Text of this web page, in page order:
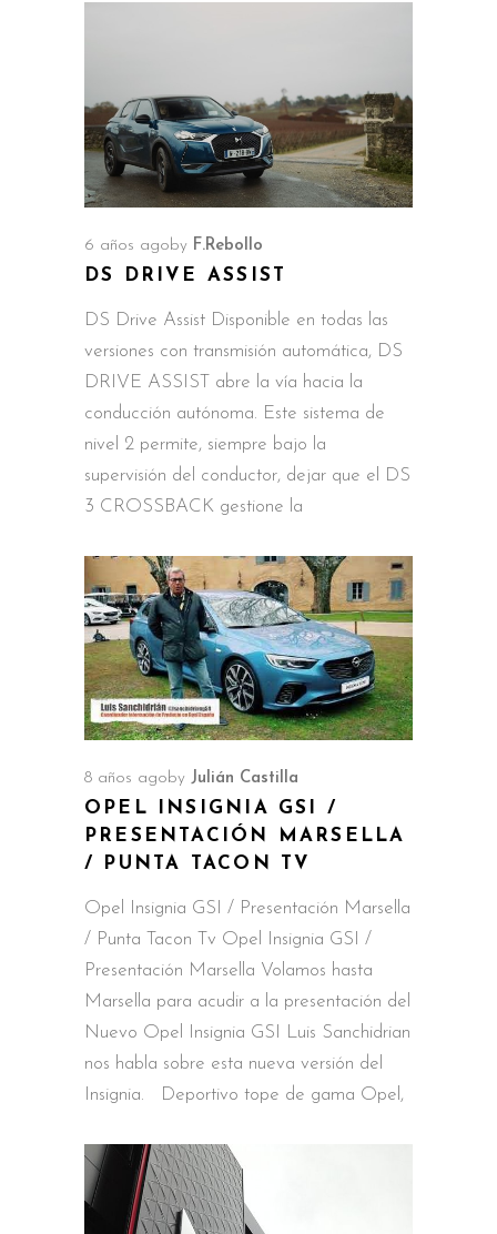
6 años agoby F.Rebollo
DS DRIVE ASSIST
DS Drive Assist Disponible en todas las
versiones con transmisión automática, DS
DRIVE ASSIST abre la vía hacia la
conducción autónoma. Este sistema de
nivel 2 permite, siempre bajo la
supervisión del conductor, dejar que el DS
3 CROSSBACK gestione la
8 años ago by Julián Castilla
OPEL INSIGNIA GSI /
PRESENTACIÓN MARSELLA
/ PUNTA TACON TV
Opel Insignia GSI / Presentación Marsella
/ Punta Tacon Tv Opel Insignia GSI /
Presentación Marsella Volamos hasta
Marsella para acudir a la presentación del
Nuevo Opel Insignia GSI Luis Sanchidrian
nos habla sobre esta nueva versión del
Insignia. Deportivo tope de gama Opel,